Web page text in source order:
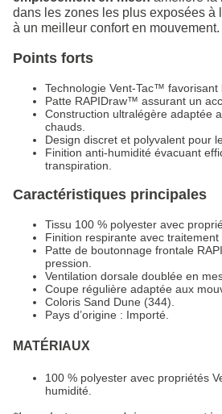
dans les zones les plus exposées à
à un meilleur confort en mouvement.
Points forts
Technologie Vent-Tac™ favorisant
Patte RAPIDraw™ assurant un
Construction ultralégère adaptée
chauds.
Design discret et polyvalent pour
Finition anti-humidité évacuant
transpiration.
Caractéristiques principales
Tissu 100 % polyester avec
Finition respirante avec traitement
Patte de boutonnage frontale
pression.
Ventilation dorsale doublée en
Coupe régulière adaptée aux
Coloris Sand Dune (344).
Pays d’origine : Importé.
MATÉRIAUX
100 % polyester avec propriétés
humidité.